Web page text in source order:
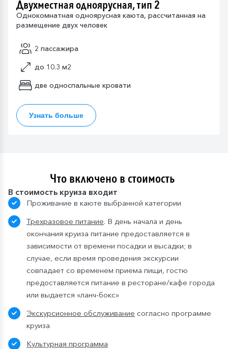
Двухместная одноярусная, тип 2
Однокомнатная одноярусная каюта, рассчитанная на
размещение двух человек
2 пассажира
до 10.3 м2
две односпальные кровати
Узнать больше
Что включено в стоимость
В стоимость круиза входит
Проживание в каюте выбранной категории
Трехразовое питание. В день начала и день
окончания круиза питание предоставляется в
зависимости от времени посадки и высадки; в
случае, если время проведения экскурсии
совпадает со временем приема пищи, гостю
предоставляется питание в ресторане/кафе города
или выдается «ланч-бокс»
Экскурсионное обслуживание согласно программе
круиза
Культурная программа